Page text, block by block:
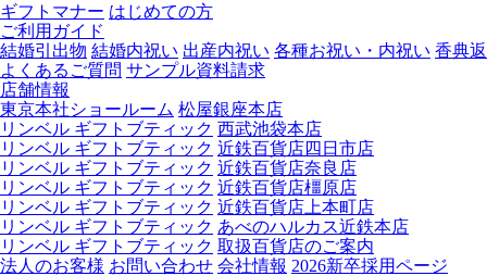
ギフトマナー はじめての方
ご利用ガイド
結婚引出物 結婚内祝い 出産内祝い 各種お祝い・内祝い 香典
よくあるご質問 サンプル資料請求
店舗情報
東京本社ショールーム 松屋銀座本店
リンベル ギフトブティック 西武池袋本店
リンベル ギフトブティック 近鉄百貨店四日市店
リンベル ギフトブティック 近鉄百貨店奈良店
リンベル ギフトブティック 近鉄百貨店橿原店
リンベル ギフトブティック 近鉄百貨店上本町店
リンベル ギフトブティック あべのハルカス近鉄本店
リンベル ギフトブティック 取扱百貨店のご案内
法人のお客様 お問い合わせ 会社情報 2026新卒採用ページ